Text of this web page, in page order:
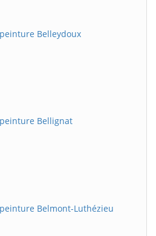
Belleydoux
Bellignat
Belmont-Luthézieu